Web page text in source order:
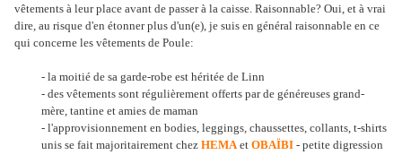
vêtements à leur place avant de passer à la caisse. Raisonnable? Oui, et à vrai
dire, au risque d'en étonner plus d'un(e), je suis en général raisonnable en ce
qui concerne les vêtements de Poule:
- la moitié de sa garde-robe est héritée de Linn
- des vêtements sont régulièrement offerts par de généreuses grand-
mère, tantine et amies de maman
- l'approvisionnement en bodies, leggings, chaussettes, collants, t-shirts
unis se fait majoritairement chez HEMAet OBAÏBI - petite digression